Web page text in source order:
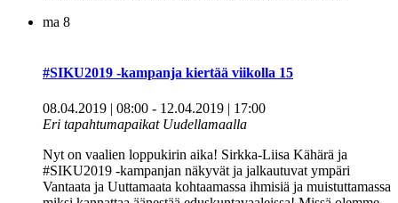
ma 8
#SIKU2019 -kampanja kiertää viikolla 15
08.04.2019 | 08:00 - 12.04.2019 | 17:00
Eri tapahtumapaikat Uudellamaalla
Nyt on vaalien loppukirin aika! Sirkka-Liisa Kähärä ja
#SIKU2019 -kampanjan näkyvät ja jalkautuvat ympäri
Vantaata ja Uuttamaata kohtaamassa ihmisiä ja muistuttamassa